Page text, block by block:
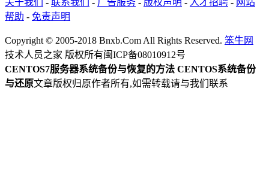
帮助 - 免责声明
Copyright © 2005-2018 Bnxb.Com All Rights Reserved. 笨牛网
技术人员之家 版权所有闽ICP备08010912号
CENTOS7服务器系统备份与恢复的方法 CENTOS系统备份
与还原文章版权归原作者所有,如需转载请与我们联系